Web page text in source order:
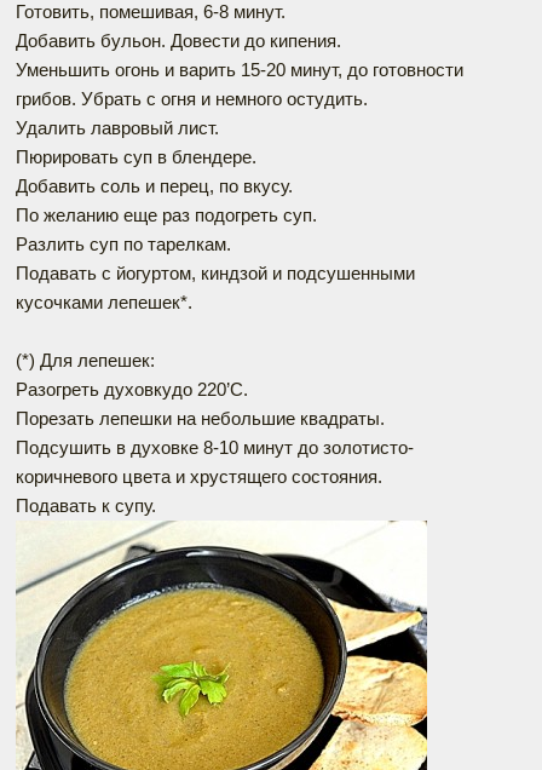
Готовить, помешивая, 6-8 минут.
Добавить бульон. Довести до кипения.
Уменьшить огонь и варить 15-20 минут, до готовности
грибов. Убрать с огня и немного остудить.
Удалить лавровый лист.
Пюрировать суп в блендере.
Добавить соль и перец, по вкусу.
По желанию еще раз подогреть суп.
Разлить суп по тарелкам.
Подавать с йогуртом, киндзой и подсушенными
кусочками лепешек*.
(*) Для лепешек:
Разогреть духовкудо 220’C.
Порезать лепешки на небольшие квадраты.
Подсушить в духовке 8-10 минут до золотисто-
коричневого цвета и хрустящего состояния.
Подавать к супу.